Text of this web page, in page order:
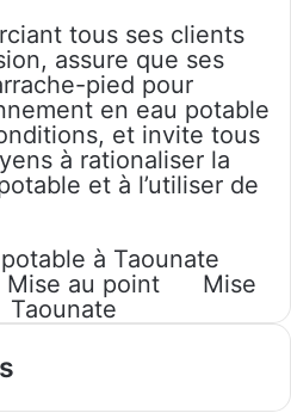
tous ses clients
assure que ses
pied pour
en eau potable
et invite tous
à rationaliser la
et à l’utiliser de
à Taounate
Mise au point
Mise
Taounate